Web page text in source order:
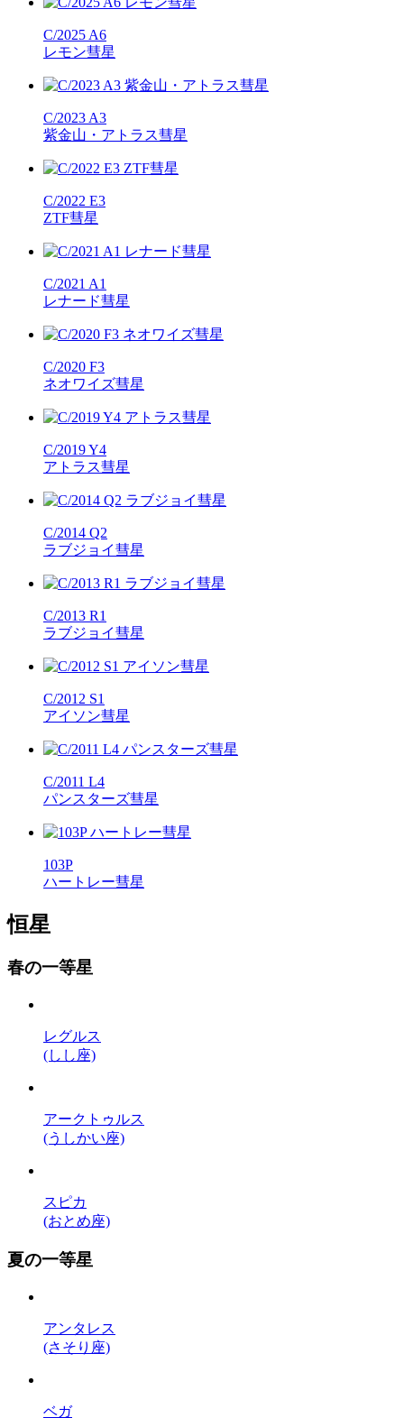
C/2025 A6
レモン彗星
C/2023 A3
紫金山・アトラス彗星
C/2022 E3
ZTF彗星
C/2021 A1
レナード彗星
C/2020 F3
ネオワイズ彗星
C/2019 Y4
アトラス彗星
C/2014 Q2
ラブジョイ彗星
C/2013 R1
ラブジョイ彗星
C/2012 S1
アイソン彗星
C/2011 L4
パンスターズ彗星
103P
ハートレー彗星
恒星
春の一等星
レグルス
(しし座)
アークトゥルス
(うしかい座)
スピカ
(おとめ座)
夏の一等星
アンタレス
(さそり座)
ベガ